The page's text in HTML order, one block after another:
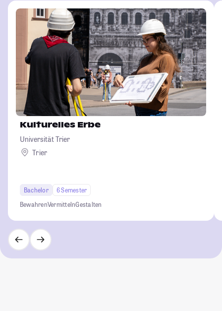
Kulturelles Erbe
Universität Trier
Trier
Bachelor
6 Semester
BewahrenVermittelnGestalten